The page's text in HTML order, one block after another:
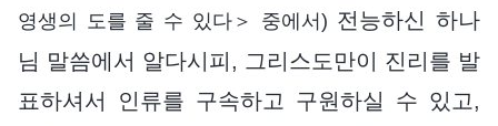
영생의 도를 줄 수 있다＞ 중에서) 전능하신 하나
님 말씀에서 알다시피, 그리스도만이 진리를 발
표하셔서 인류를 구속하고 구원하실 수 있고,